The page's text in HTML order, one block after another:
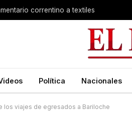
correntino a textiles
Política Nacionales
los viajes de egresados a Bariloche